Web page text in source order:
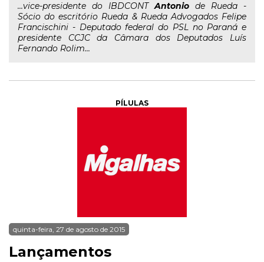
...vice-presidente do IBDCONTAntonio de Rueda -
Sócio do escritório Rueda & Rueda Advogados Felipe
Francischini - Deputado federal do PSL no Paraná e
presidente CCJC da Câmara dos Deputados Luís
Fernando Rolim...
PÍLULAS
quinta-feira, 27 de agosto de 2015
Lançamentos